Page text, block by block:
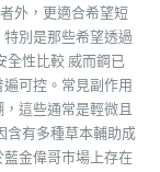
外，更適合希望短
別是那些希望透過
全性比較 威而鋼已
可控。常見副作用
這些通常是輕微且
含有多種草本輔助成
金偉哥市場上存在